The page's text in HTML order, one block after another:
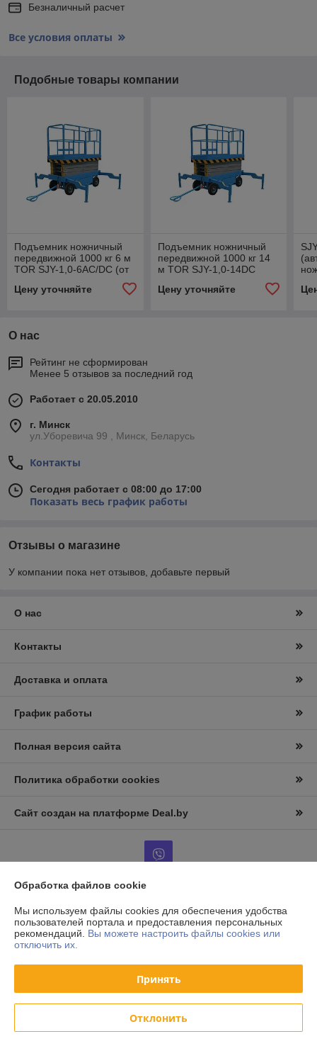
Безналичный расчет
Все условия оплаты
Подобные товары компании
Подъемник ножничный
передвижной 1000 кг 6 м
TOR SJY-1,0-6AC/DC (от
Цену уточняйте
Подъемник ножничный
передвижной 1000 кг 14
м TOR SJY-1,0-14DC
Цену уточняйте
О нас
Рейтинг не сформирован
Менее 5 отзывов за последний год
Работает с 20.05.2010
г. Минск
ул.Уборевича 99 , Минск, Беларусь
Контакты
Сегодня работает с 08:00 до 17:00
Показать весь график работы
Отзывы о магазине
У компании пока нет отзывов, добавьте первый
О нас
Контакты
Доставка и оплата
График работы
Полная версия сайта
Политика обработки cookies
Сайт создан на платформе Deal.by
Информация для покупателя
Юридическое лицо:ООО «АльтернативаСервисТорг»
РБ, г.Минск, ул. Уборевича 99
Регистрационный номер ЕГР: 193006870
Регистрационный орган: Мингорисполком
Дата регистрации компании: 08.12.2017
Обработка файлов cookie
Мы используем файлы cookies для обеспечения удобства
пользователей портала и предоставления персональных
рекомендаций. Вы можете настроить файлы cookies или
отключить их.
Принять
Отклонить